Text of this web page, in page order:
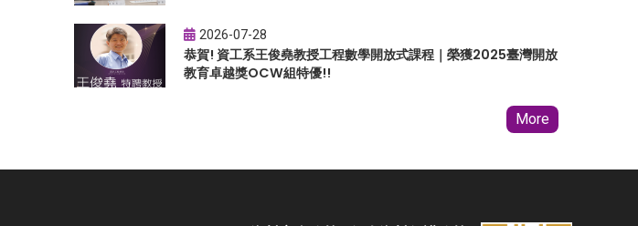
2026-07-28
恭賀! 資工系王俊堯教授工程數學開放式課程｜榮獲2025臺灣開放
教育卓越獎OCW組特優!!
More